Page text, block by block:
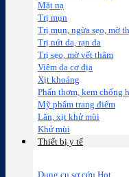
Mặt nạ
Trị mụn
Trị mụn, ngừa sẹo, mờ
Trị nứt da, rạn da
Trị sẹo, mờ vết thâm
Viêm da cơ địa
Xịt khoáng
Phấn thơm, kem chống
Mỹ phẩm trang điểm
Lăn, xịt khử mùi
Khử mùi
Thiết bị y tế
Dụng cụ sơ cứu